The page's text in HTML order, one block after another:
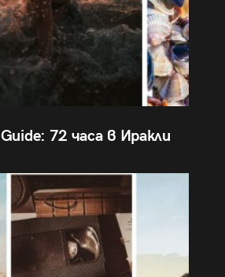
72 часа в Иракли